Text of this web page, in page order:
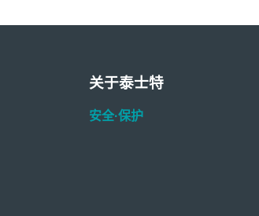
关于泰士特
安全·保护